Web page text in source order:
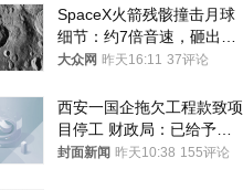
SpaceX火箭残骸撞击月球
细节：约7倍音速，砸出直
径约30米撞击坑
大众网 昨天16:11 37评论
西安一国企拖欠工程款致项
目停工 财政局：已给予处
分，正督促整改
封面新闻 昨天10:38 155评论